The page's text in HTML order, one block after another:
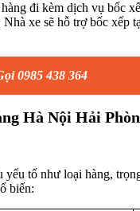
đi kèm dịch vụ bốc
xe sẽ hỗ trợ bốc xếp
0985 438 364
Hà Nội Hải
tố như loại hàng,
biến: